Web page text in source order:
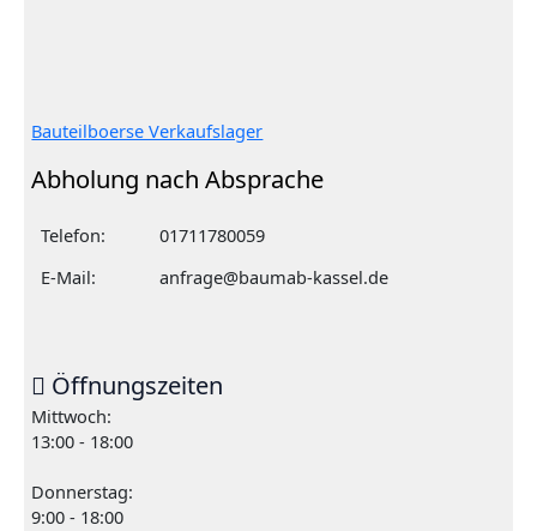
Bauteilboerse Verkaufslager
Abholung nach Absprache
Telefon:
01711780059
E-Mail:
anfrage@baumab-kassel.de
Öffnungszeiten
Mittwoch:
13:00 - 18:00
Donnerstag:
9:00 - 18:00